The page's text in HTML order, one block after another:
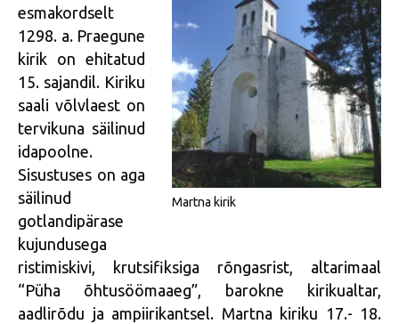
Martna kirik
esmakordselt
1298. a. Praegune
kirik on ehitatud
15. sajandil. Kiriku
saali võlvlaest on
tervikuna säilinud
idapoolne.
Sisustuses on aga
säilinud
gotlandipärase
kujundusega
ristimiskivi, krutsifiksiga rõngasrist, altarimaal
“Püha õhtusöömaaeg”, barokne kirikualtar,
aadlirõdu ja ampiirikantsel. Martna kiriku 17.- 18.